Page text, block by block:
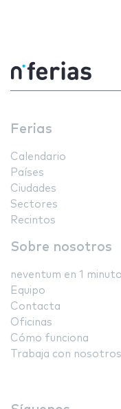
Ferias
Calendario
Países
Ciudades
Sectores
Recintos
Sobre nosotros
neventum en 1 minuto
Equipo
Contacta
Oficinas
Cómo funciona
Trabaja con nosotros